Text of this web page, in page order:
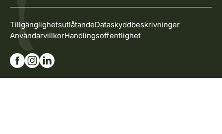
TillgänglighetsutlåtandeDataskyddbeskrivninger
AnvändarvillkorHandlingsoffentlighet